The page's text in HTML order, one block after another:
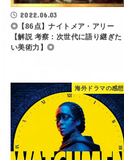
2022.06.03
◎【86点】ナイトメア・アリー
【解説 考察：次世代に語り継ぎた
い美術力】◎
海外ドラマの感想